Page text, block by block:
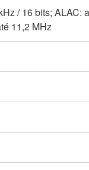
/ 16 bits; ALAC:
11,2 MHz